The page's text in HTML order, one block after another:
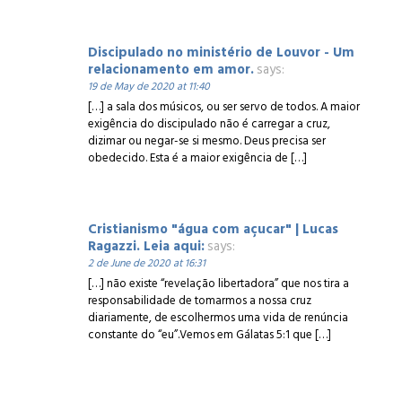
Discipulado no ministério de Louvor - Um
relacionamento em amor.says:
19 de May de 2020 at 11:40
[…] a sala dos músicos, ou ser servo de todos. A maior
exigência do discipulado não é carregar a cruz,
dizimar ou negar-se si mesmo. Deus precisa ser
obedecido. Esta é a maior exigência de […]
Cristianismo "água com açucar" | Lucas
Ragazzi. Leia aqui:says:
2 de June de 2020 at 16:31
[…] não existe “revelação libertadora” que nos tira a
responsabilidade de tomarmos a nossa cruz
diariamente, de escolhermos uma vida de renúncia
constante do “eu”.Vemos em Gálatas 5:1 que […]